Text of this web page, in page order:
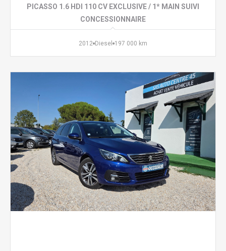
PICASSO 1.6 HDI 110 CV EXCLUSIVE / 1* MAIN SUIVI
CONCESSIONNAIRE
2012 Diesel 197 000 km